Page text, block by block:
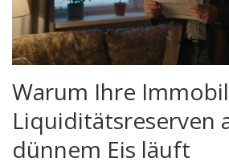
Warum Ihre
Liquiditätsreserven
dünnem Eis läuft